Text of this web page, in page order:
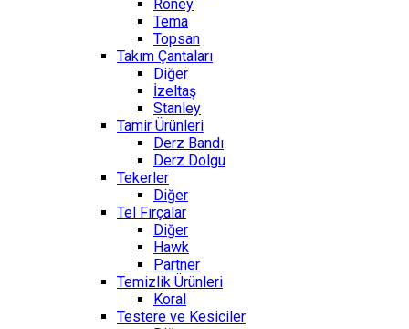
Roney
Tema
Topsan
Takım Çantaları
Diğer
İzeltaş
Stanley
Tamir Ürünleri
Derz Bandı
Derz Dolgu
Tekerler
Diğer
Tel Fırçalar
Diğer
Hawk
Partner
Temizlik Ürünleri
Koral
Testere ve Kesiciler